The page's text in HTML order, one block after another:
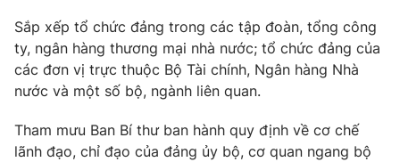
Theo dõi báo trên
Cơ quan chủ quản:
Đài Truyền hình Việt Nam
Cơ quan báo chí: Thời báo VTV
Giấy phép hoạt động báo in và báo điện tử số 483/GP-BTTTT
Sắp xếp tổ chức đảng trong các tập đoàn, tổng công
ty, ngân hàng thương mại nhà nước; tổ chức đảng của
các đơn vị trực thuộc Bộ Tài chính, Ngân hàng Nhà
nước và một số bộ, ngành liên quan.
Tham mưu Ban Bí thư ban hành quy định về cơ chế
lãnh đạo, chỉ đạo của đảng ủy bộ, cơ quan ngang bộ